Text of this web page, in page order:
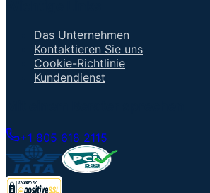
Das Unternehmen
Kontaktieren Sie uns
Cookie-Richtlinie
Kundendienst
+1 805 618 2115